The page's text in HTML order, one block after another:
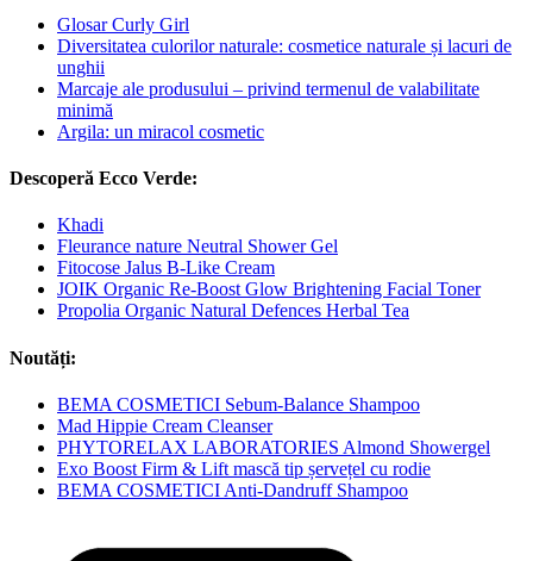
Glosar Curly Girl
Diversitatea culorilor naturale: cosmetice naturale și lacuri de
unghii
Marcaje ale produsului – privind termenul de valabilitate
minimă
Argila: un miracol cosmetic
Descoperă Ecco Verde:
Khadi
Fleurance nature Neutral Shower Gel
Fitocose Jalus B-Like Cream
JOIK Organic Re-Boost Glow Brightening Facial Toner
Propolia Organic Natural Defences Herbal Tea
Noutăți:
BEMA COSMETICI Sebum-Balance Shampoo
Mad Hippie Cream Cleanser
PHYTORELAX LABORATORIES Almond Showergel
Exo Boost Firm & Lift mască tip șervețel cu rodie
BEMA COSMETICI Anti-Dandruff Shampoo